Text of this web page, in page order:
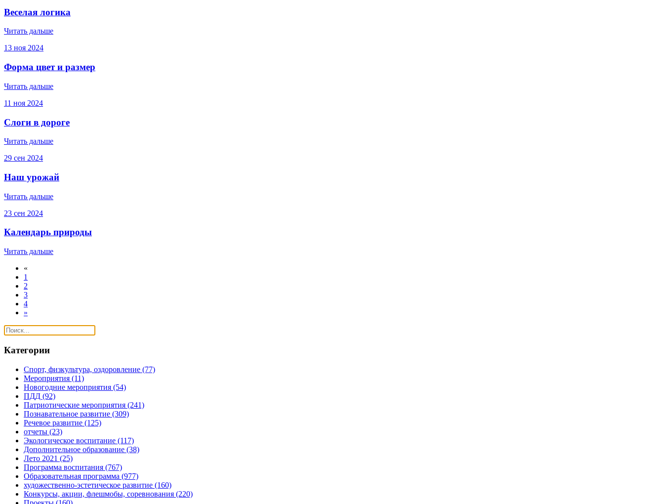
Веселая логика
Читать дальше
13 ноя 2024
Форма цвет и размер
Читать дальше
11 ноя 2024
Слоги в дороге
Читать дальше
29 сен 2024
Наш урожай
Читать дальше
23 сен 2024
Календарь природы
Читать дальше
«
1
2
3
4
»
Категории
Спорт, физкультура, оздоровление (77)
Мероприятия (11)
Новогодние мероприятия (54)
ПДД (92)
Патриотические мероприятия (241)
Познавательное развитие (309)
Речевое развитие (125)
отчеты (23)
Экологическое воспитание (117)
Дополнительное образование (38)
Лето 2021 (25)
Программа воспитания (767)
Образовательная программа (977)
художественно-эстетическое развитие (160)
Конкурсы, акции, флешмобы, соревнования (220)